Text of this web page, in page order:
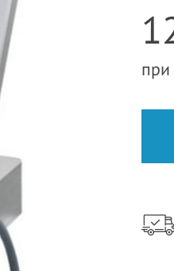
при